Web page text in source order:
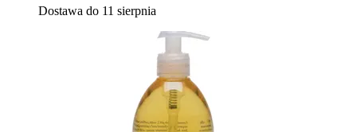
Dostawa do 11 sierpnia